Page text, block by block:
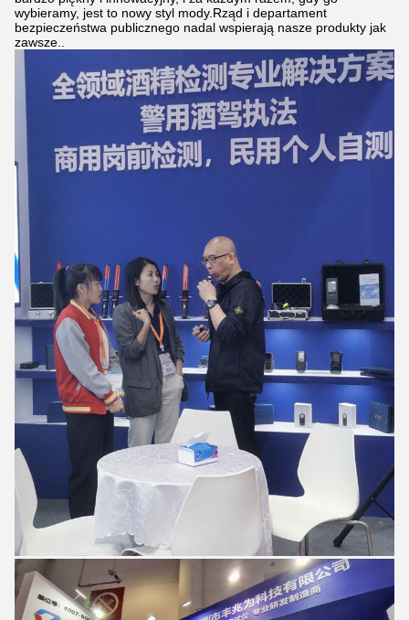
wybieramy, jest to nowy styl mody.Rząd i departament
bezpieczeństwa publicznego nadal wspierają nasze produkty jak
zawsze..